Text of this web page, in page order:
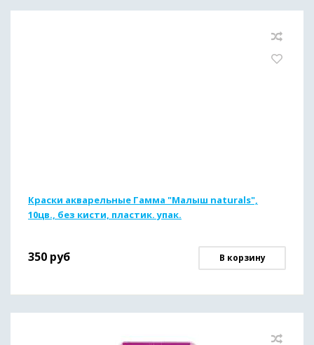
Краски акварельные Гамма "Малыш naturals",
10цв., без кисти, пластик. упак.
350 руб В корзину